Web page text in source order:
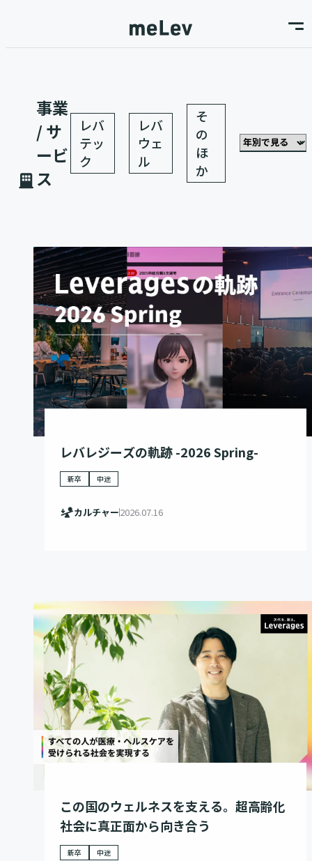
事業
/ サ
ービ
ス
レバ
テッ
ク
レバ
ウェ
ル
そ
の
ほ
か
レバレジーズの軌跡 -2026 Spring-
新卒 中途
カルチャー2026.07.16
この国のウェルネスを支える。超高齢化
社会に真正面から向き合う
新卒 中途